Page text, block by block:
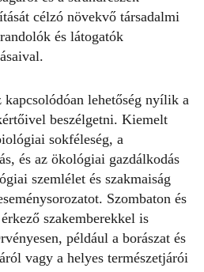
célzó növekvő társadalmi
és látogatók
kapcsolódóan lehetőség nyílik a
beszélgetni. Kiemelt
sokféleség, a
és az ökológiai gazdálkodás
szemlélet és szakmaiság
Szombaton és
szakemberekkel is
például a borászat és
vagy a helyes természetjárói